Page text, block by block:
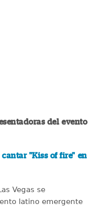
del evento
cantar "Kiss of fire" en
Vegas se
latino emergente